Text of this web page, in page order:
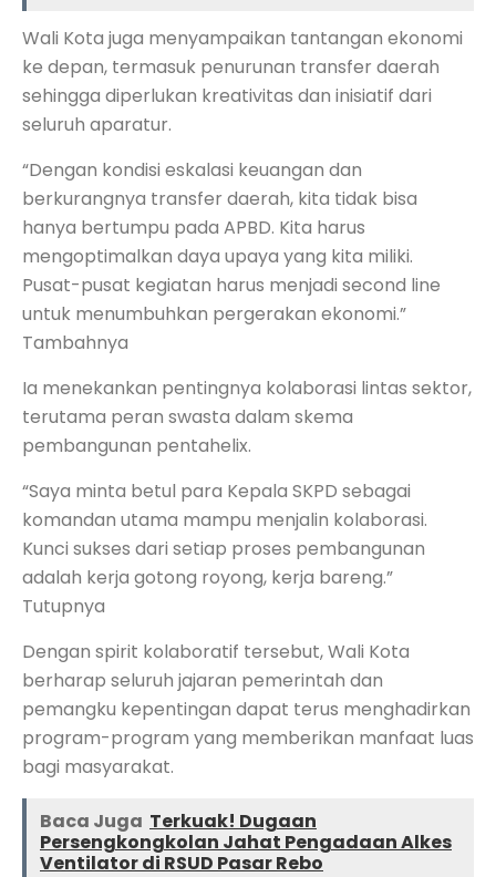
Wali Kota juga menyampaikan tantangan ekonomi
ke depan, termasuk penurunan transfer daerah
sehingga diperlukan kreativitas dan inisiatif dari
seluruh aparatur.
“Dengan kondisi eskalasi keuangan dan
berkurangnya transfer daerah, kita tidak bisa
hanya bertumpu pada APBD. Kita harus
mengoptimalkan daya upaya yang kita miliki.
Pusat-pusat kegiatan harus menjadi second line
untuk menumbuhkan pergerakan ekonomi.”
Tambahnya
Ia menekankan pentingnya kolaborasi lintas sektor,
terutama peran swasta dalam skema
pembangunan pentahelix.
“Saya minta betul para Kepala SKPD sebagai
komandan utama mampu menjalin kolaborasi.
Kunci sukses dari setiap proses pembangunan
adalah kerja gotong royong, kerja bareng.”
Tutupnya
Dengan spirit kolaboratif tersebut, Wali Kota
berharap seluruh jajaran pemerintah dan
pemangku kepentingan dapat terus menghadirkan
program-program yang memberikan manfaat luas
bagi masyarakat.
Baca Juga Terkuak! Dugaan
Persengkongkolan Jahat Pengadaan Alkes
Ventilator di RSUD Pasar Rebo